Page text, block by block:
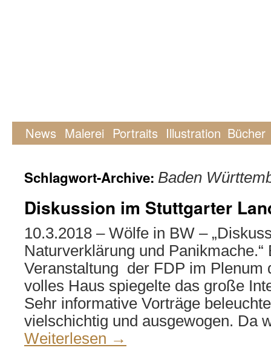
News Malerei Portraits Illustration Bücher
Schlagwort-Archive: Baden
Diskussion im Stuttgarter
10.3.2018 – Wölfe in BW –
Naturverklärung und Panikmache.“
Veranstaltung der FDP im Plenum
volles Haus spiegelte das große
Sehr informative Vorträge
vielschichtig und ausgewogen. Da
Weiterlesen →